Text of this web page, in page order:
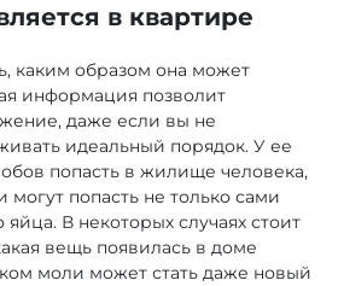
в квартире
каким образом она может
информация позволит
даже если вы не
идеальный порядок. У ее
попасть в жилище человека,
попасть не только сами
яйца. В некоторых случаях стоит
вещь появилась в доме
моли может стать даже новый